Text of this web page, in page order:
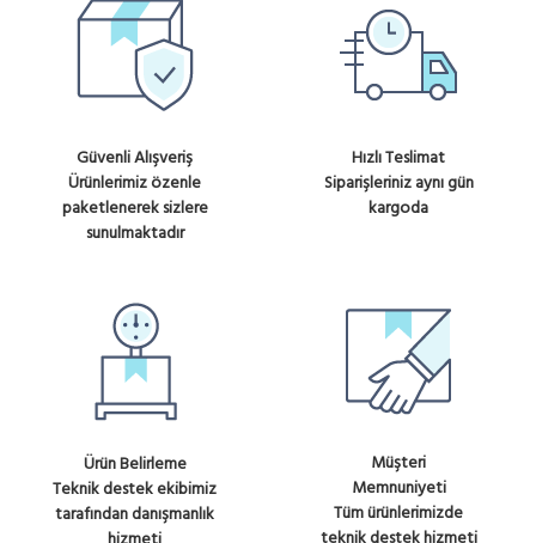
Güvenli Alışveriş
Ürünlerimiz özenle
paketlenerek sizlere
sunulmaktadır
Hızlı Teslimat
Siparişleriniz aynı gün
kargoda
Ürün Belirleme
Teknik destek ekibimiz
tarafından danışmanlık
Müşteri
Memnuniyeti
Tüm ürünlerimizde